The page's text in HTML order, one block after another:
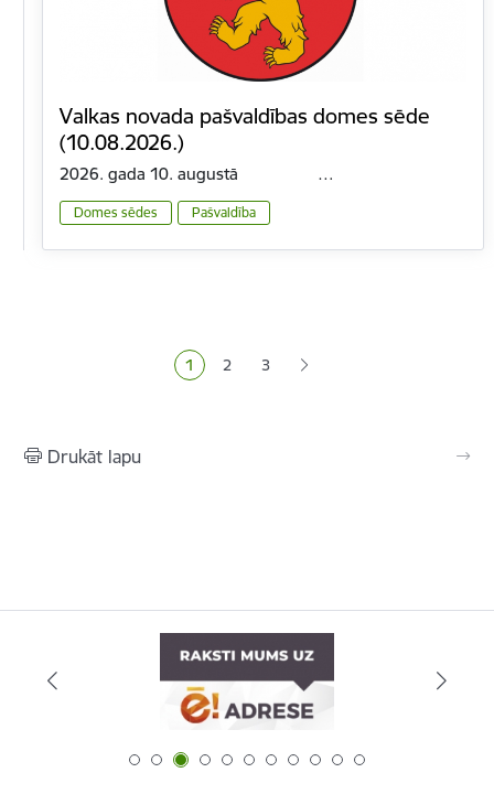
Valkas novada pašvaldības domes sēde
(10.08.2026.)
2026. gada 10. augustā …
Domes sēdes Pašvaldība
Pašreizējā lapa
1 Lapa
2 Lapa
3
Drukāt lapu